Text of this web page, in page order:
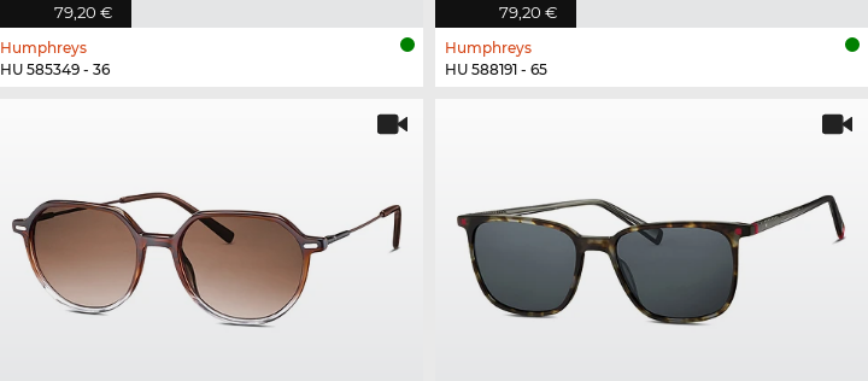
79,20 €
Humphreys
HU 585349 - 36
79,20 €
Humphreys
HU 588191 - 65